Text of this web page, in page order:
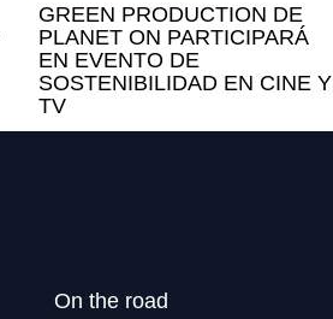
GREEN PRODUCTION DE
PLANET ON PARTICIPARÁ
EN EVENTO DE
SOSTENIBILIDAD EN CINE Y
TV
On the road